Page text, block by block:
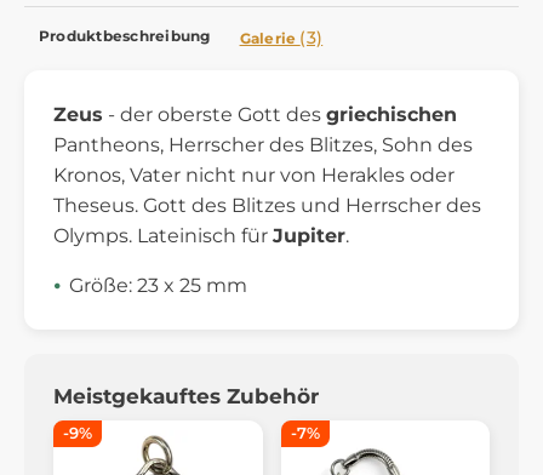
Produktbeschreibung Galerie (3)
Zeus - der oberste Gott des griechischen
Pantheons, Herrscher des Blitzes, Sohn des
Kronos, Vater nicht nur von Herakles oder
Theseus. Gott des Blitzes und Herrscher des
Olymps. Lateinisch für Jupiter.
Größe: 23 x 25 mm
Meistgekauftes Zubehör
-9% -7%